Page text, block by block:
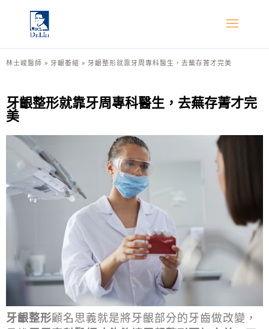
林士峻醫師 » 牙齦萎縮 » 牙齦整形就靠牙周專科醫生，去蕪存菁才完美
牙齦整形就靠牙周專科醫生，去蕪存菁才完
美
牙齦整形顧名思義就是將牙齦部分的牙齒做改變，